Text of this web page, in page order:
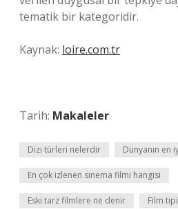
tematik bir kategoridir.
Kaynak: loire.com.tr
Tarih: Makaleler
Dizi türleri nelerdir Dünyanın en
En çok izlenen sinema filmi hangisi
Eski tarz filmlere ne denir Film